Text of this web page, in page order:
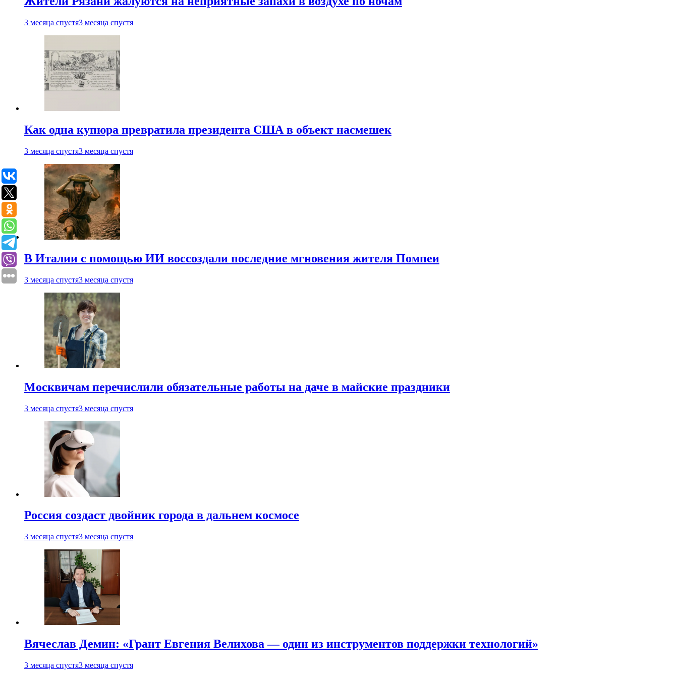
3 месяца спустя3 месяца спустя
Как одна купюра превратила президента США в объект насмешек
3 месяца спустя3 месяца спустя
В Италии с помощью ИИ воссоздали последние мгновения жителя Помпеи
3 месяца спустя3 месяца спустя
Москвичам перечислили обязательные работы на даче в майские праздники
3 месяца спустя3 месяца спустя
Россия создаст двойник города в дальнем космосе
3 месяца спустя3 месяца спустя
Вячеслав Демин: «Грант Евгения Велихова — один из инструментов поддержки технологий»
3 месяца спустя3 месяца спустя